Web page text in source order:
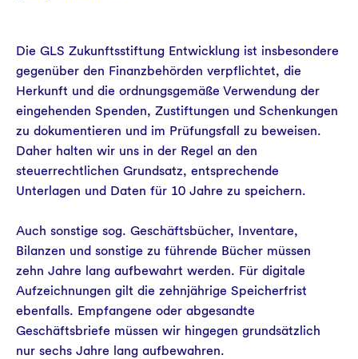
Die GLS Zukunftsstiftung Entwicklung ist insbesondere
gegenüber den Finanzbehörden verpflichtet, die
Herkunft und die ordnungsgemäße Verwendung der
eingehenden Spenden, Zustiftungen und Schenkungen
zu dokumentieren und im Prüfungsfall zu beweisen.
Daher halten wir uns in der Regel an den
steuerrechtlichen Grundsatz, entsprechende
Unterlagen und Daten für 10 Jahre zu speichern.
Auch sonstige sog. Geschäftsbücher, Inventare,
Bilanzen und sonstige zu führende Bücher müssen
zehn Jahre lang aufbewahrt werden. Für digitale
Aufzeichnungen gilt die zehnjährige Speicherfrist
ebenfalls. Empfangene oder abgesandte
Geschäftsbriefe müssen wir hingegen grundsätzlich
nur sechs Jahre lang aufbewahren.